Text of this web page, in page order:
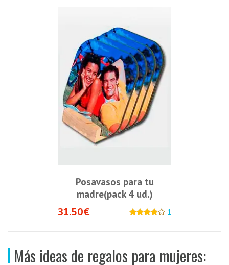
Posavasos para tu
madre(pack 4 ud.)
31.50€
1
Más ideas de regalos para mujeres: